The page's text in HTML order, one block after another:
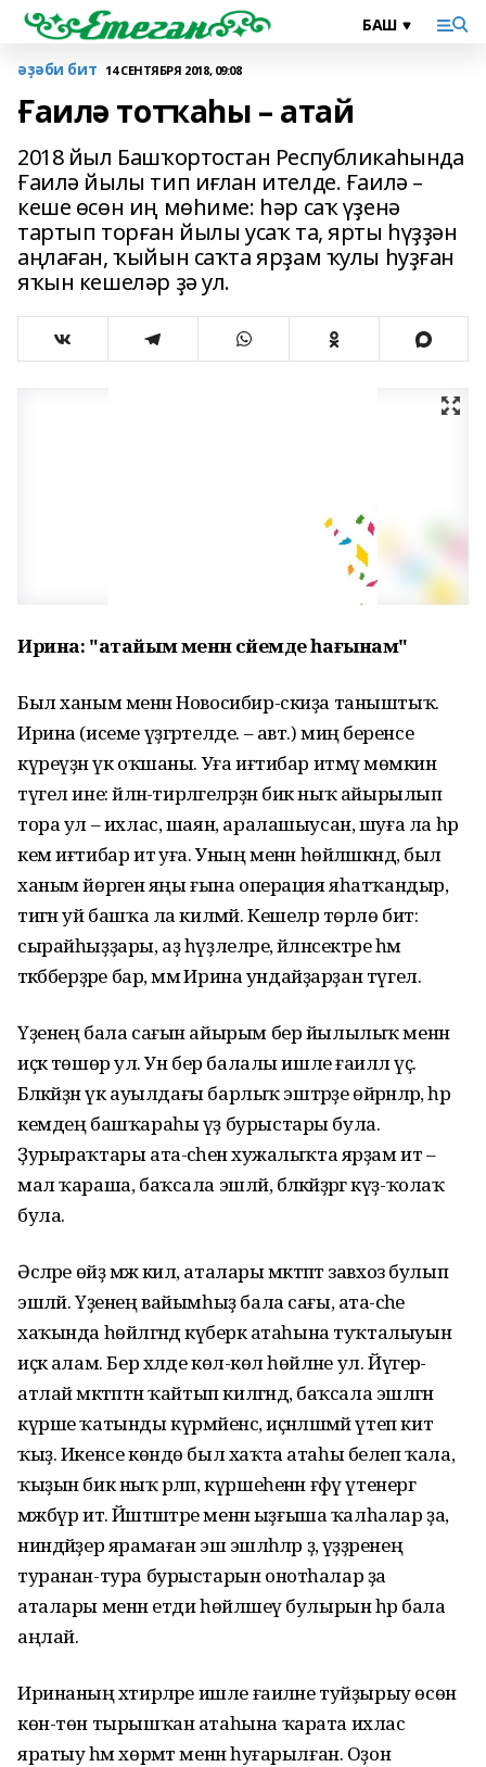
әҙәби бит 14 СЕНТЯБРЯ 2018, 09:08
Ғаилә тотҡаһы – атай
2018 йыл Башҡортостан Республикаһында
Ғаилә йылы тип иғлан ителде. Ғаилә –
кеше өсөн иң мөһиме: һәр саҡ үҙенә
тартып торған йылы усаҡ та, ярты һүҙҙән
аңлаған, ҡыйын саҡта ярҙам ҡулы һуҙған
яҡын кешеләр ҙә ул.
Ирина: "атайым менән әсәйемде һағынам"
Был ханым менән Новосибир-скиҙа таныштыҡ.
Ирина (исеме үҙгәртелде. – авт.) миңә беренсе
күреүҙән үк оҡшаны. Уға иғтибар итмәү мөмкин
түгел ине: әйләнә-тирәләгеләрҙән бик ныҡ айырылып
тора ул – ихлас, шаян, аралашыусан, шуға ла һәр
кем иғтибар итә уға. Уның менән һөйләшкәндә, был
ханым йөрәгенә яңы ғына операция яһатҡандыр,
тигән уй башҡа ла килмәй. Кешеләр төрлө бит:
сырайһыҙҙары, аҙ һүҙлеләре, әйләнсектәре һәм
тәкәбберҙәре бар, әммә Ирина ундайҙарҙан түгел.
Үҙенең бала сағын айырым бер йылылыҡ менән
иҫкә төшөрә ул. Ун бер балалы ишле ғаиләлә үҫә.
Бәләкәйҙән үк ауылдағы барлыҡ эштәрҙе өйрәнәләр, һәр
кемдең башҡараһы үҙ бурыстары була.
Ҙурыраҡтары ата-әсәһенә хужалыҡта ярҙам итә –
мал ҡараша, баҡсала эшләй, бәләкәйҙәргә күҙ-ҡолаҡ
була.
Әсәләре өйҙә мәж килә, аталары мәктәптә завхоз булып
эшләй. Үҙенең вайымһыҙ бала сағы, ата-әсәһе
хаҡында һөйләгәндә күберәк атаһына туҡталыуын
иҫкә алам. Бер хәлде көлә-көлә һөйләне ул. Йүгерә-
атлай мәктәптән ҡайтып килгәндә, баҡсала эшләгән
күрше ҡатынды күрмәйенсә, иҫәнләшмәй үтеп китә
ҡыҙ. Икенсе көндө был хаҡта атаһы белеп ҡала,
ҡыҙын бик ныҡ әрләп, күршеһенән ғәфү үтенергә
мәжбүр итә. Йәштәштәре менән ыҙғыша ҡалһалар ҙа,
ниндәйҙер ярамаған эш эшләһәләр ҙә, үҙҙәренең
туранан-тура бурыстарын онотһалар ҙа
аталары менән етди һөйләшеү булырын һәр бала
аңлай.
Иринаның хәтирәләре ишле ғаиләне туйҙырыу өсөн
көн-төн тырышҡан атаһына ҡарата ихлас
яратыу һәм хөрмәт менән һуғарылған. Оҙон